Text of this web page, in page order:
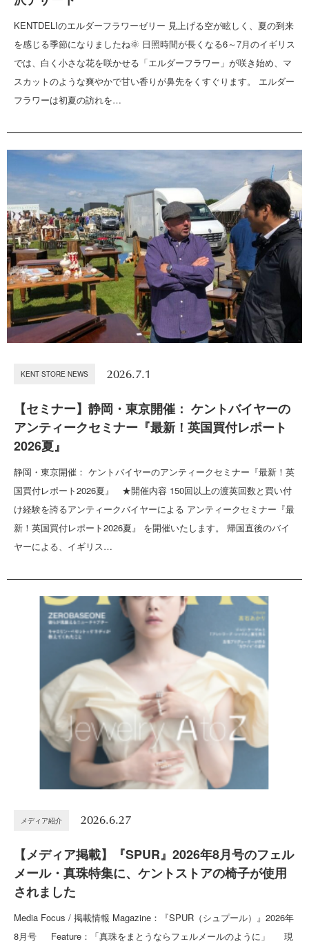
KENTDELIのエルダーフラワーゼリー 見上げる空が眩しく、夏の到来
を感じる季節になりましたね🌞 日照時間が長くなる6～7月のイギリス
では、白く小さな花を咲かせる「エルダーフラワー」が咲き始め、マ
スカットのような爽やかで甘い香りが鼻先をくすぐります。 エルダー
フラワーは初夏の訪れを…
KENT STORE NEWS 2026.7.1
【セミナー】静岡・東京開催： ケントバイヤーの
アンティークセミナー『最新！英国買付レポート
2026夏』
静岡・東京開催： ケントバイヤーのアンティークセミナー『最新！英
国買付レポート2026夏』 ★開催内容 150回以上の渡英回数と買い付
け経験を誇るアンティークバイヤーによる アンティークセミナー『最
新！英国買付レポート2026夏』 を開催いたします。 帰国直後のバイ
ヤーによる、イギリス…
メディア紹介 2026.6.27
【メディア掲載】『SPUR』2026年8月号のフェル
メール・真珠特集に、ケントストアの椅子が使用
されました
Media Focus / 掲載情報 Magazine：『SPUR（シュプール）』2026年
8月号 Feature：「真珠をまとうならフェルメールのように」 現